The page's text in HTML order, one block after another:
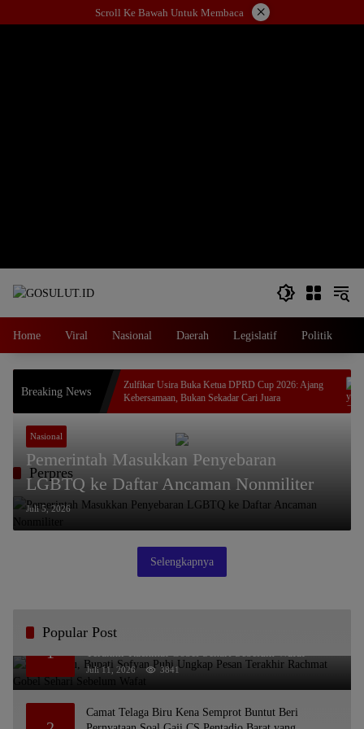
ke
Scroll Ke Bawah Untuk Membaca ×
Home Viral Nasional Daerah Legislatif Politik
Breaking News
Zulfikar Usira Buka Ketua DPRD Cup 2026: Ajang
Kebersamaan, Bukan Sekadar Cari Juara
Perpres
Nasional
Pemerintah Masukkan Penyebaran
LGBTQ ke Daftar Ancaman Nonmiliter
Juli 5, 2026
Selengkapnya
Popular Post
1
Bikin Haru, Bupati Sofyan Puhi Ungkap Pesan
Terakhir Rachmat Gobel Sehari Sebelum Wafat
Juli 11, 2026 3841
Camat Telaga Biru Kena Semprot Buntut Beri